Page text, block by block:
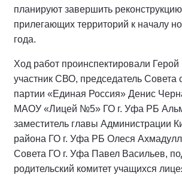
планируют завершить
прилегающих территорий к началу
года.
Ход работ проинспектировали Герой
участник СВО, председатель Совета
партии «Единая Россия» Денис
МАОУ «Лицей №5» ГО г. Уфа РБ
заместитель главы Администрации
района ГО г. Уфа РБ Олеся
Совета ГО г. Уфа Павел Васильев,
родительский комитет учащихся